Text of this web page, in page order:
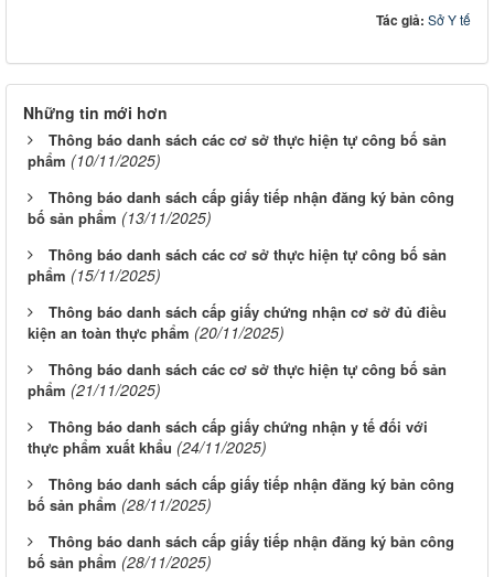
Tác giả: Sở Y tế
Những tin mới hơn
Thông báo danh sách các cơ sở thực hiện tự công bố sản
phẩm (10/11/2025)
Thông báo danh sách cấp giấy tiếp nhận đăng ký bản công
bố sản phẩm (13/11/2025)
Thông báo danh sách các cơ sở thực hiện tự công bố sản
phẩm (15/11/2025)
Thông báo danh sách cấp giấy chứng nhận cơ sở đủ điều
kiện an toàn thực phẩm (20/11/2025)
Thông báo danh sách các cơ sở thực hiện tự công bố sản
phẩm (21/11/2025)
Thông báo danh sách cấp giấy chứng nhận y tế đối với
thực phẩm xuất khẩu (24/11/2025)
Thông báo danh sách cấp giấy tiếp nhận đăng ký bản công
bố sản phẩm (28/11/2025)
Thông báo danh sách cấp giấy tiếp nhận đăng ký bản công
bố sản phẩm (28/11/2025)